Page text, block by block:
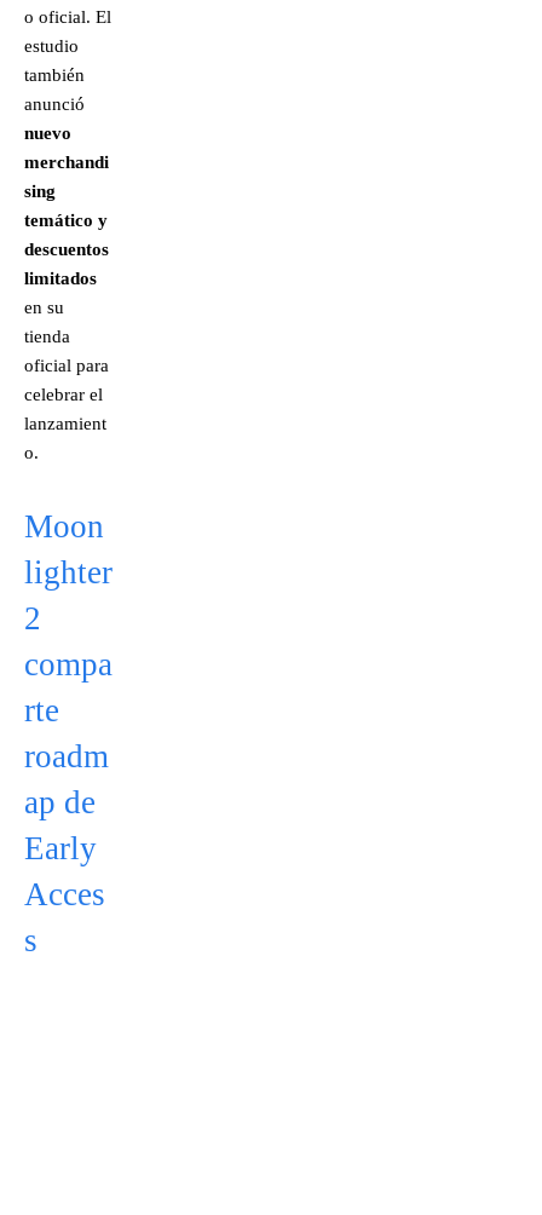
o oficial. El
estudio
también
anunció
nuevo
merchandi
sing
temático y
descuentos
limitados
en su
tienda
oficial para
celebrar el
lanzamient
o.
Moon
lighter
2
compa
rte
roadm
ap de
Early
Acces
s